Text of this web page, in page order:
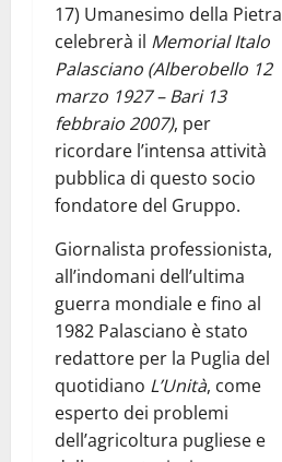
17) Umanesimo della Pietra
celebrerà il Memorial Italo
Palasciano (Alberobello 12
marzo 1927 – Bari 13
febbraio 2007), per
ricordare l’intensa attività
pubblica di questo socio
fondatore del Gruppo.
Giornalista professionista,
all’indomani dell’ultima
guerra mondiale e fino al
1982 Palasciano è stato
redattore per la Puglia del
quotidiano L’Unità, come
esperto dei problemi
dell’agricoltura pugliese e